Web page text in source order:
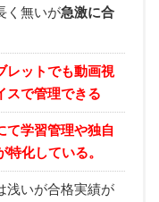
く無いが急激に合
レットでも動画視
スで管理できる
て学習管理や独自
化している。
浅いが合格実績が